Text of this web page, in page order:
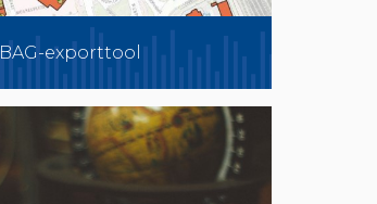
BAG-exporttool